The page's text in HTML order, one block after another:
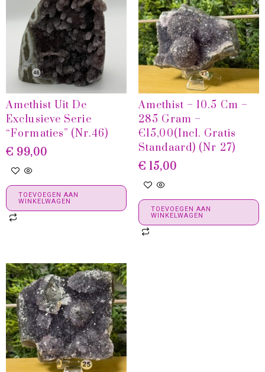
Amethist Uit De
Exclusieve Serie
“Formaties” (nr.46)
€ 99,00
TOEVOEGEN AAN
WINKELWAGEN
Amethist – 10.5 Cm –
285 Gram –
€15,00(incl. Gratis
Standaard) (nr 27)
€ 15,00
TOEVOEGEN AAN
WINKELWAGEN